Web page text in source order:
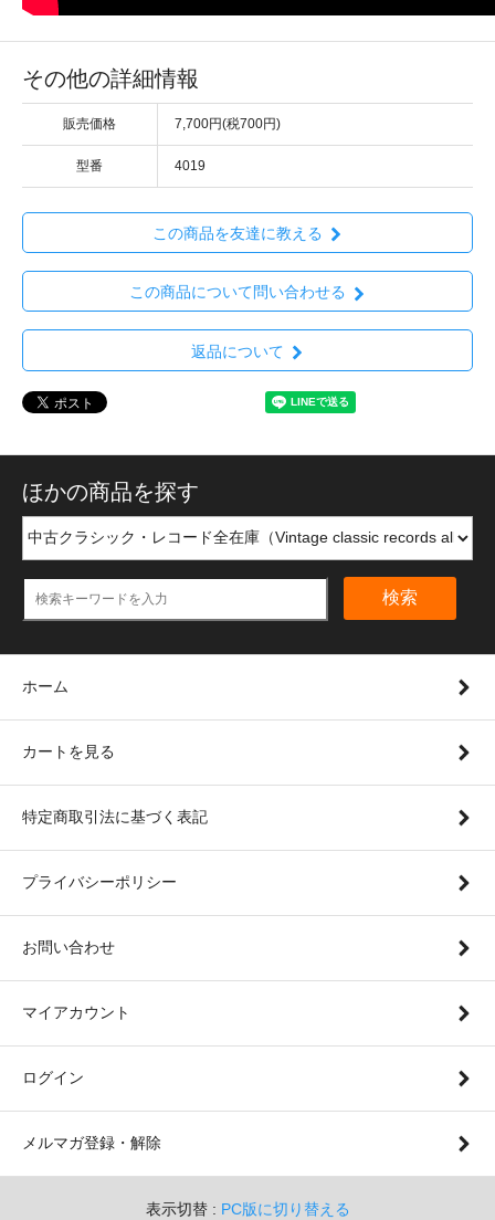
その他の詳細情報
販売価格 7,700円(税700円)
型番 4019
この商品を友達に教える
この商品について問い合わせる
返品について
ほかの商品を探す
検索
ホーム
カートを見る
特定商取引法に基づく表記
プライバシーポリシー
お問い合わせ
マイアカウント
ログイン
メルマガ登録・解除
表示切替 : PC版に切り替える